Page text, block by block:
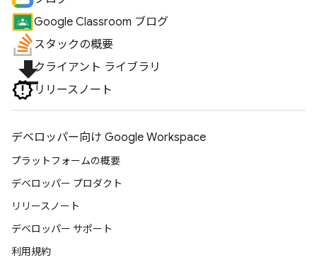
Google Classroom ブログ
スタックの概要
file_downloadクライアント ライブラリ
リリースノート
デベロッパー向け Google Workspace
プラットフォームの概要
デベロッパー プロダクト
リリースノート
デベロッパー サポート
利用規約